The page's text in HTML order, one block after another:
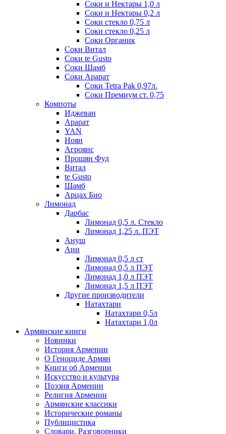
Соки и Нектары 1,0 л
Соки и Нектары 0,2 л
Соки стекло 0,75 л
Соки стекло 0,25 л
Соки Органик
Соки Витал
Соки te Gusto
Соки Шамб
Соки Арарат
Соки Tetra Pak 0,97л.
Соки Премиум ст. 0,75
Компоты
Иджеван
Арарат
YAN
Ноян
Агроянс
Прошян Фуд
Витал
te Gusto
Шамб
Арцах Био
Лимонад
Дарбас
Лимонад 0,5 л. Стекло
Лимонад 1,25 л. ПЭТ
Ануш
Ани
Лимонад 0,5 л ст
Лимонад 0,5 л ПЭТ
Лимонад 1,0 л ПЭТ
Лимонад 1,5 л ПЭТ
Другие производители
Натахтари
Натахтари 0,5л
Натахтари 1,0л
Армянские книги
Новинки
История Армении
О Геноциде Армян
Книги об Армении
Иcкусство и культура
Поэзия Армении
Религия Армении
Армянские классики
Исторические романы
Публицистика
Словари. Разговорники